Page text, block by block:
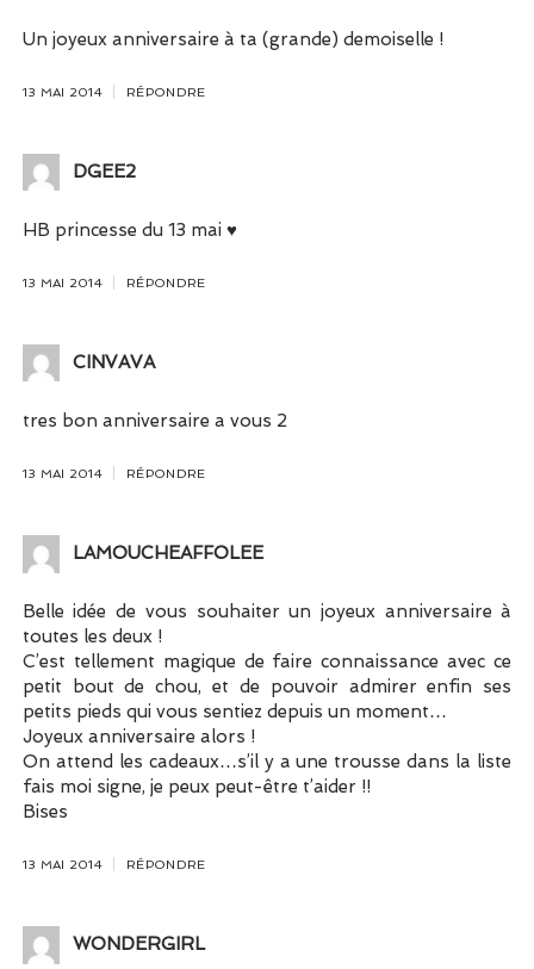
Un joyeux anniversaire à ta (grande) demoiselle !
13 MAI 2014 RÉPONDRE
DGEE2
HB princesse du 13 mai ♥
13 MAI 2014 RÉPONDRE
CINVAVA
tres bon anniversaire a vous 2
13 MAI 2014 RÉPONDRE
LAMOUCHEAFFOLEE
Belle idée de vous souhaiter un joyeux anniversaire à
toutes les deux !
C’est tellement magique de faire connaissance avec ce
petit bout de chou, et de pouvoir admirer enfin ses
petits pieds qui vous sentiez depuis un moment…
Joyeux anniversaire alors !
On attend les cadeaux…s’il y a une trousse dans la liste
fais moi signe, je peux peut-être t’aider !!
Bises
13 MAI 2014 RÉPONDRE
WONDERGIRL